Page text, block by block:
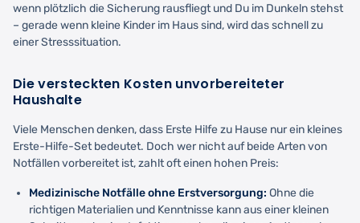
wenn plötzlich die Sicherung rausfliegt und Du im Dunkeln stehst
– gerade wenn kleine Kinder im Haus sind, wird das schnell zu
einer Stresssituation.
Die versteckten Kosten unvorbereiteter
Haushalte
Viele Menschen denken, dass Erste Hilfe zu Hause nur ein kleines
Erste-Hilfe-Set bedeutet. Doch wer nicht auf beide Arten von
Notfällen vorbereitet ist, zahlt oft einen hohen Preis:
Medizinische Notfälle ohne Erstversorgung: Ohne die
richtigen Materialien und Kenntnisse kann aus einer kleinen